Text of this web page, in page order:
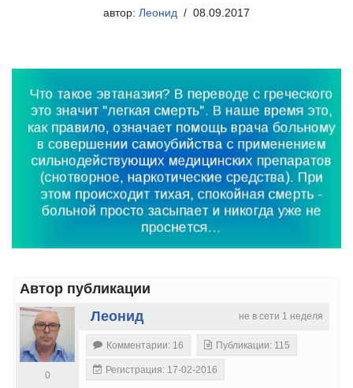
автор: Леонид 08.09.2017
Автор публикации
не в сети 1 неделя
Леонид
0
Комментарии: 16 Публикации: 115
Регистрация: 17-02-2016